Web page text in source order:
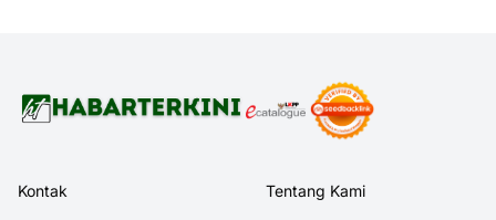
Kontak Tentang Kami